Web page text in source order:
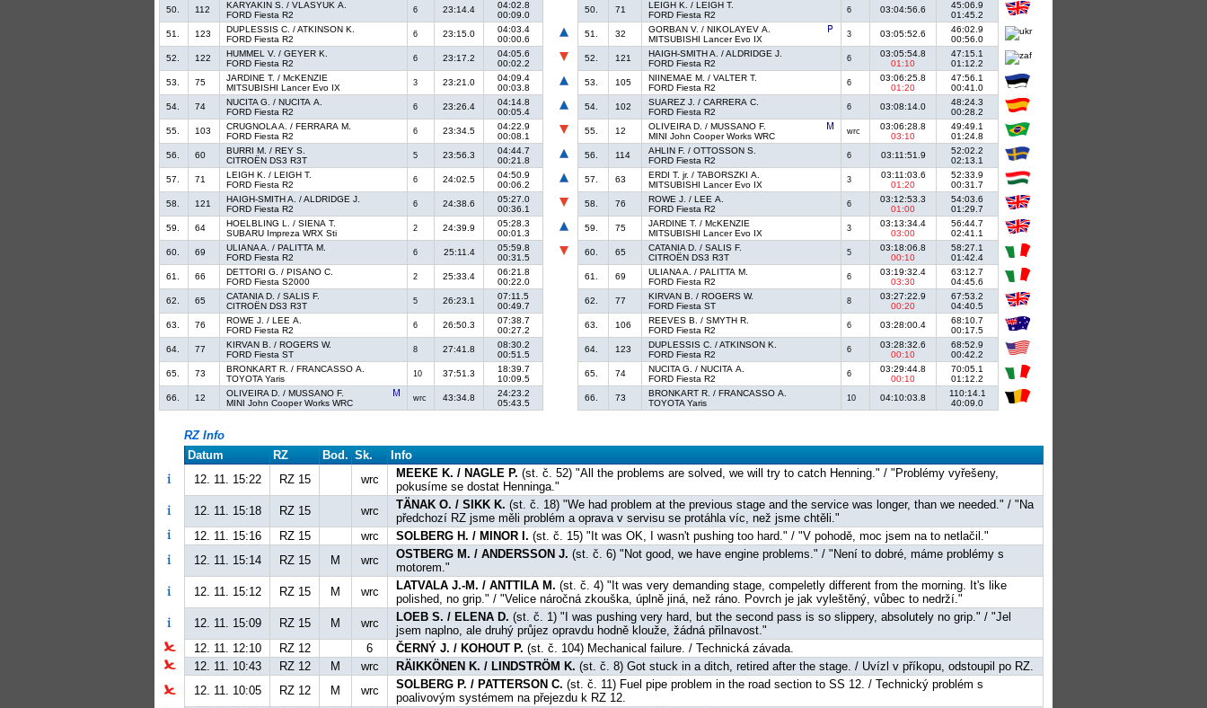
50.
112
KARYAKIN S. / VLASYUK A.
FORD Fiesta R2
6 23:14.4
04:02.8
00:09.0
51.
123
DUPLESSIS C. / ATKINSON K.
FORD Fiesta R2
6 23:15.0
04:03.4
00:00.6
52.
122
HUMMEL V. / GEYER K.
FORD Fiesta R2
6 23:17.2
04:05.6
00:02.2
53.
75
JARDINE T. / McKENZIE
MITSUBISHI Lancer Evo IX
3 23:21.0
04:09.4
00:03.8
54.
74
NUCITA G. / NUCITA A.
FORD Fiesta R2
6 23:26.4
04:14.8
00:05.4
55.
103
CRUGNOLA A. / FERRARA M.
FORD Fiesta R2
6 23:34.5
04:22.9
00:08.1
56.
60
BURRI M. / REY S.
CITROËN DS3 R3T
5 23:56.3
04:44.7
00:21.8
57.
71
LEIGH K. / LEIGH T.
FORD Fiesta R2
6 24:02.5
04:50.9
00:06.2
58.
121
HAIGH-SMITH A. / ALDRIDGE J.
FORD Fiesta R2
6 24:38.6
05:27.0
00:36.1
59.
64
HOELBLING L. / SIENA T.
SUBARU Impreza WRX Sti
2 24:39.9
05:28.3
00:01.3
60.
69
ULIANA A. / PALITTA M.
FORD Fiesta R2
6 25:11.4
05:59.8
00:31.5
61.
66
DETTORI G. / PISANO C.
FORD Fiesta S2000
2 25:33.4
06:21.8
00:22.0
62.
65
CATANIA D. / SALIS F.
CITROËN DS3 R3T
5 26:23.1
07:11.5
00:49.7
63.
76
ROWE J. / LEE A.
FORD Fiesta R2
6 26:50.3
07:38.7
00:27.2
64.
77
KIRVAN B. / ROGERS W.
FORD Fiesta ST
8 27:41.8
08:30.2
00:51.5
65.
73
BRONKART R. / FRANCASSO A.
TOYOTA Yaris
10 37:51.3
18:39.7
10:09.5
66.
12
OLIVEIRA D. / MUSSANO F.
MINI John Cooper Works WRC
wrc 43:34.8
24:23.2
05:43.5
50.
71
LEIGH K. / LEIGH T.
FORD Fiesta R2
6 03:04:56.6
45:06.9
01:45.2
51.
32
GORBAN V. / NIKOLAYEV A.
MITSUBISHI Lancer Evo IX
3 03:05:52.6
46:02.9
00:56.0
52.
121
HAIGH-SMITH A. / ALDRIDGE J.
FORD Fiesta R2
6
03:05:54.8
01:10
47:15.1
01:12.2
53.
105
NIINEMAE M. / VALTER T.
FORD Fiesta R2
6
03:06:25.8
01:20
47:56.1
00:41.0
54.
102
SUAREZ J. / CARRERA C.
FORD Fiesta R2
6 03:08:14.0
48:24.3
00:28.2
55.
12
OLIVEIRA D. / MUSSANO F.
MINI John Cooper Works WRC
wrc
03:06:28.8
03:10
49:49.1
01:24.8
56.
114
AHLIN F. / OTTOSSON S.
FORD Fiesta R2
6 03:11:51.9
52:02.2
02:13.1
57.
63
ERDI T. jr. / TABORSZKI A.
MITSUBISHI Lancer Evo IX
3
03:11:03.6
01:20
52:33.9
00:31.7
58.
76
ROWE J. / LEE A.
FORD Fiesta R2
6
03:12:53.3
01:00
54:03.6
01:29.7
59.
75
JARDINE T. / McKENZIE
MITSUBISHI Lancer Evo IX
3
03:13:34.4
03:00
56:44.7
02:41.1
60.
65
CATANIA D. / SALIS F.
CITROËN DS3 R3T
5
03:18:06.8
00:10
58:27.1
01:42.4
61.
69
ULIANA A. / PALITTA M.
FORD Fiesta R2
6
03:19:32.4
03:30
63:12.7
04:45.6
62.
77
KIRVAN B. / ROGERS W.
FORD Fiesta ST
8
03:27:22.9
00:20
67:53.2
04:40.5
63.
106
REEVES B. / SMYTH R.
FORD Fiesta R2
6 03:28:00.4
68:10.7
00:17.5
64.
123
DUPLESSIS C. / ATKINSON K.
FORD Fiesta R2
6
03:28:32.6
00:10
68:52.9
00:42.2
65.
74
NUCITA G. / NUCITA A.
FORD Fiesta R2
6
03:29:44.8
00:10
70:05.1
01:12.2
66.
73
BRONKART R. / FRANCASSO A.
TOYOTA Yaris
10 04:10:03.8
110:14.1
40:09.0
RZ Info
Datum
RZ Bod. Sk.
Info
12. 11. 15:22
RZ 15 wrc MEEKE K. / NAGLE P. (st. č. 52) "All the problems are solved, we will try to catch Henning." / "Problémy vyřešeny,
pokusíme se dostat Henninga."
12. 11. 15:18
RZ 15 wrc TÄNAK O. / SIKK K. (st. č. 18) "We had problem at the previous stage and the service was longer, than we needed." / "Na
předchozí RZ jsme měli problém a oprava v servisu se protáhla víc, než jsme chtěli."
12. 11. 15:16
RZ 15 wrc SOLBERG H. / MINOR I. (st. č. 15) "It was OK, I wasn't pushing too hard." / "V pohodě, moc jsem na to netlačil."
12. 11. 15:14
RZ 15 M wrc OSTBERG M. / ANDERSSON J. (st. č. 6) "Not good, we have engine problems." / "Není to dobré, máme problémy s
motorem."
12. 11. 15:12
RZ 15 M wrc LATVALA J.-M. / ANTTILA M. (st. č. 4) "It was very demanding stage, compeletly different from the morning. It's like
polished, no grip." / "Velice náročná zkouška, úplně jiná, než ráno. Povrch je jak vyleštěný, vůbec to nedrží."
12. 11. 15:09
RZ 15 M wrc LOEB S. / ELENA D. (st. č. 1) "I was pushing very hard, but the second pass is so slippery, absolutely no grip." / "Jel
jsem naplno, ale druhý průjez opravdu hodně klouže, žádná přilnavost."
12. 11. 12:10
RZ 12 6 ČERNÝ J. / KOHOUT P. (st. č. 104) Mechanical failure. / Technická závada.
12. 11. 10:43
RZ 12 M wrc RÄIKKÖNEN K. / LINDSTRÖM K. (st. č. 8) Got stuck in a ditch, retired after the stage. / Uvízl v příkopu, odstoupil po RZ.
12. 11. 10:05
RZ 12 M wrc SOLBERG P. / PATTERSON C. (st. č. 11) Fuel pipe problem in the road section to SS 12. / Technický problém s
poalivovým systémem na přejezdu k RZ 12.